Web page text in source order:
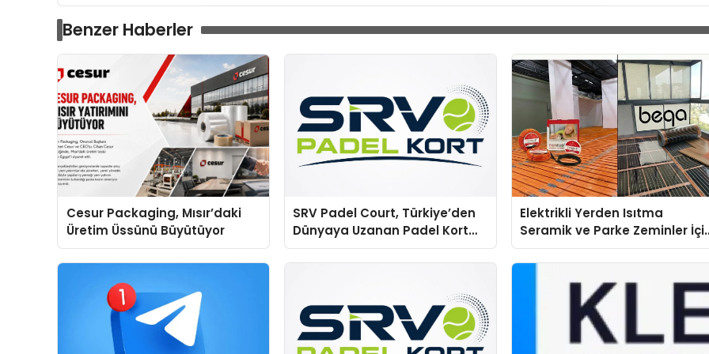
Benzer Haberler
Cesur Packaging, Mısır’daki
Üretim Üssünü Büyütüyor
SRV Padel Court, Türkiye’den
Dünyaya Uzanan Padel Kort
Üretiminde Güvenin Adresi
Elektrikli Yerden Isıtma
Seramik ve Parke Zeminler
En Verimli Çözümler